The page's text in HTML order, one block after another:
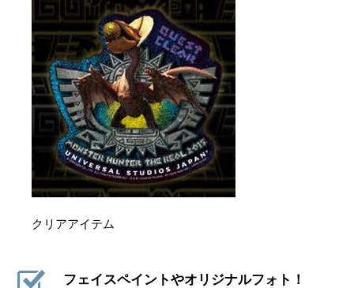
クリアアイテム
フェイスペイントやオリジナルフォト！